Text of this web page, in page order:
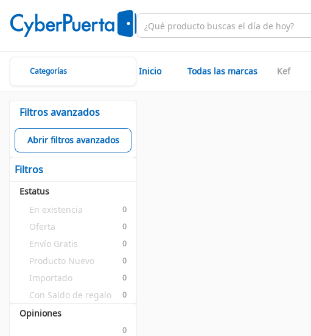
Categorías Inicio Todas las marcas Kef
Filtros avanzados
Abrir filtros avanzados
Filtros
Estatus
En existencia
0
Oferta 0
Envío Gratis 0
Producto Nuevo 0
Importado 0
Con Saldo de regalo 0
Opiniones
0